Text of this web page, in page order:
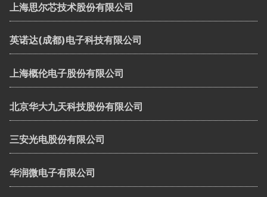
上海思尔芯技术股份有限公司
英诺达(成都)电子科技有限公司
上海概伦电子股份有限公司
北京华大九天科技股份有限公司
三安光电股份有限公司
华润微电子有限公司